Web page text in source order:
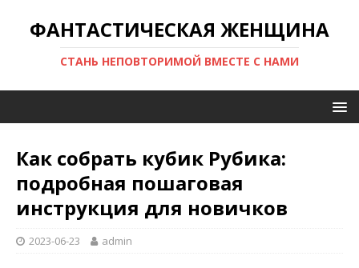
ФАНТАСТИЧЕСКАЯ ЖЕНЩИНА
СТАНЬ НЕПОВТОРИМОЙ ВМЕСТЕ С НАМИ
Как собрать кубик Рубика:
подробная пошаговая
инструкция для новичков
2023-06-23 admin